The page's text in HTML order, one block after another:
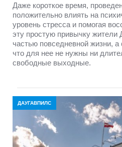
Даже короткое время,
положительно влиять на
уровень стресса и помогая
эту простую привычку жители
частью повседневной жизни,
что для нее не нужны ни
свободные выходные.
ДАУГАВПИЛС